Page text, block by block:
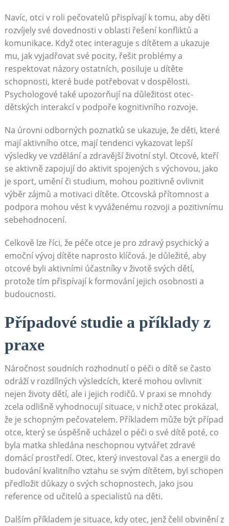
Navíc, otci v roli pečovatelů přispívají k tomu, aby děti
rozvíjely své dovednosti v oblasti řešení konfliktů a
komunikace. Když otec interaguje s dítětem a ukazuje
mu, jak vyjadřovat své pocity, řešit problémy a
respektovat názory ostatních, posiluje u dítěte
schopnosti, které bude potřebovat v dospělosti.
Psychologové také upozorňují na důležitost otec-
dětských interakcí v podpoře kognitivního rozvoje.
Na úrovni odborných poznatků se ukazuje, že děti, které
mají aktivního otce, mají tendenci vykazovat lepší
výsledky ve vzdělání a zdravější životní styl. Otcové, kteří
se aktivně zapojují do aktivit spojených s výchovou, jako
je sport, umění či studium, mohou pozitivně ovlivnit
výběr zájmů a motivaci dítěte. Otcovská přítomnost a
podpora mohou vést k vyváženému rozvoji a pozitivnímu
sebehodnocení.
Celkově lze říci, že péče otce je pro zdravý psychický a
emoční vývoj dítěte naprosto klíčová. Je důležité, aby
otcové byli aktivními účastníky v životě svých dětí,
protože tím přispívají k formování jejich osobnosti a
budoucnosti.
Případové studie a příklady z
praxe
Náročnost soudních rozhodnutí o péči o dítě se často
odráží v rozdílných výsledcích, které mohou ovlivnit
nejen životy dětí, ale i jejich rodičů. V praxi se mnohdy
zcela odlišně vyhodnocují situace, v nichž otec prokázal,
že je schopným pečovatelem. Příkladem může být případ
otce, který se úspěšně ucházel o péči o své dítě poté, co
byla matka shledána neschopnou vytvářet zdravé
domácí prostředí. Otec, který investoval čas a energii do
budování kvalitního vztahu se svým dítětem, byl schopen
předložit důkazy o svých schopnostech, jako jsou
reference od učitelů a specialistů na děti.
Dalším příkladem je situace, kdy otec, jenž čelil obvinění z